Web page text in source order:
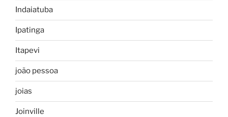
Indaiatuba
Ipatinga
Itapevi
joão pessoa
joias
Joinville